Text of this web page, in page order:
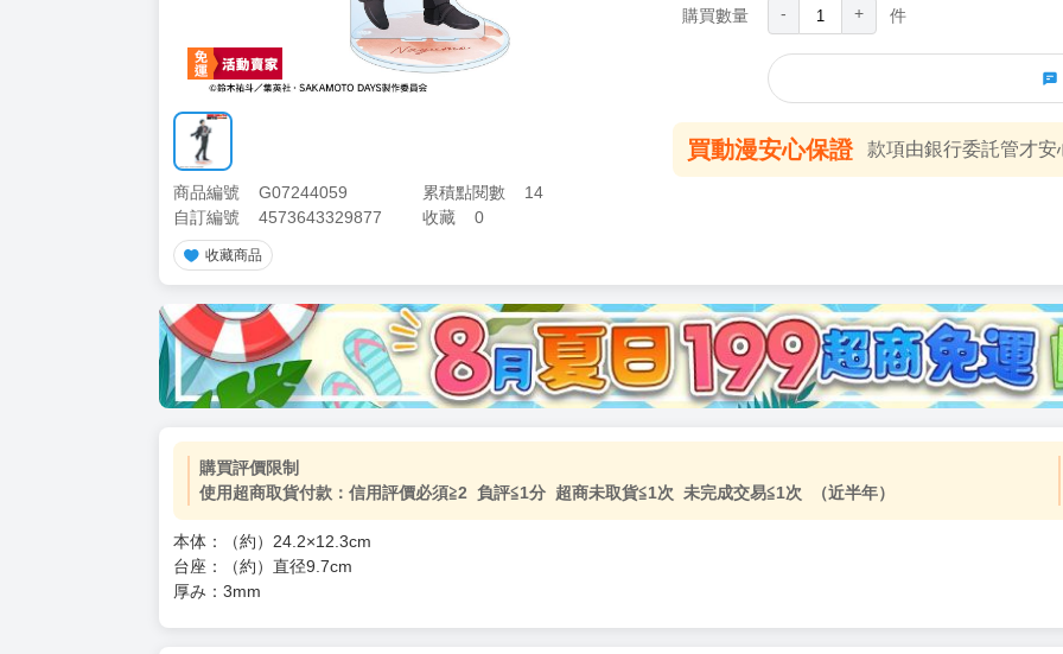
商品編號 G07244059 累積點閱數
14
自訂編號
4573643329877 收藏 0
收藏商品
購買數量 - + 件
買動漫安心保證 款項由銀行委託管才安
加價購 ( 共
(加購品) 買動漫★《$15元-加固紙箱包裝》